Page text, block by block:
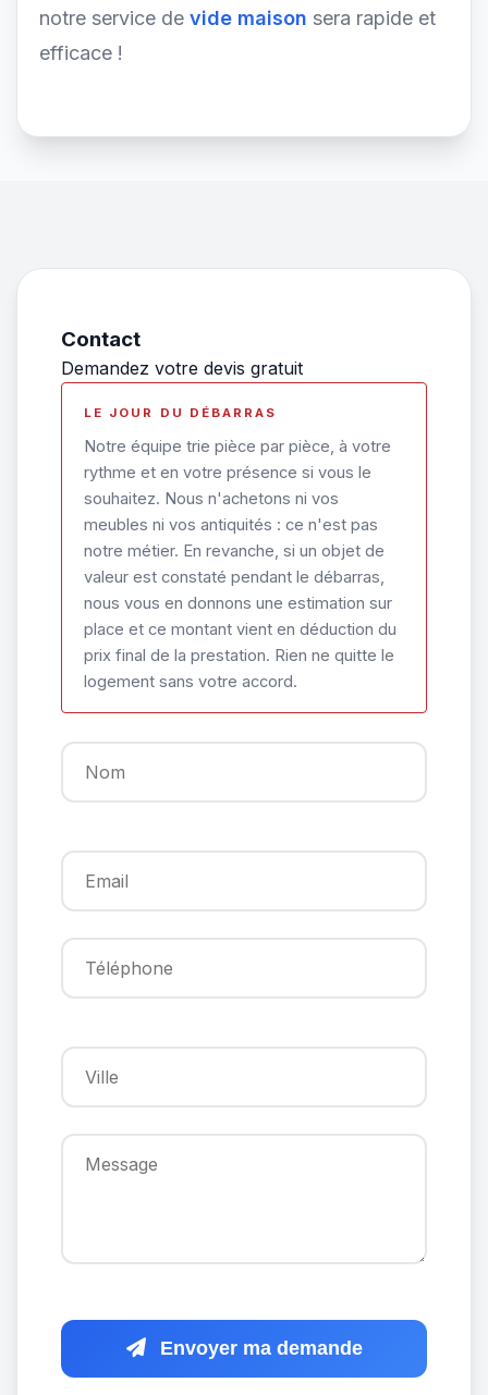
notre service de vide maison sera rapide et
efficace !
Contact
Demandez votre devis gratuit
LE JOUR DU DÉBARRAS
Notre équipe trie pièce par pièce, à votre
rythme et en votre présence si vous le
souhaitez. Nous n'achetons ni vos
meubles ni vos antiquités : ce n'est pas
notre métier. En revanche, si un objet de
valeur est constaté pendant le débarras,
nous vous en donnons une estimation sur
place et ce montant vient en déduction du
prix final de la prestation. Rien ne quitte le
logement sans votre accord.
Envoyer ma demande